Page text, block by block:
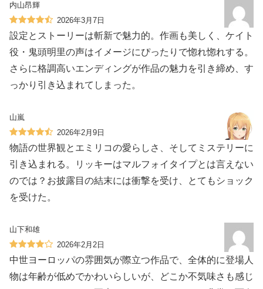
内山昂輝
2026年3月7日
設定とストーリーは斬新で魅力的。作画も美しく、ケイト
役・鬼頭明里の声はイメージにぴったりで惚れ惚れする。
さらに格調高いエンディングが作品の魅力を引き締め、す
っかり引き込まれてしまった。
山嵐
2026年2月9日
物語の世界観とエミリコの愛らしさ、そしてミステリーに
引き込まれる。リッキーはマルフォイタイプとは言えない
のでは？お披露目の結末には衝撃を受け、とてもショック
を受けた。
山下和雄
2026年2月2日
中世ヨーロッパの雰囲気が際立つ作品で、全体的に登場人
物は年齢が低めでかわいらしいが、どこか不気味さも感じ